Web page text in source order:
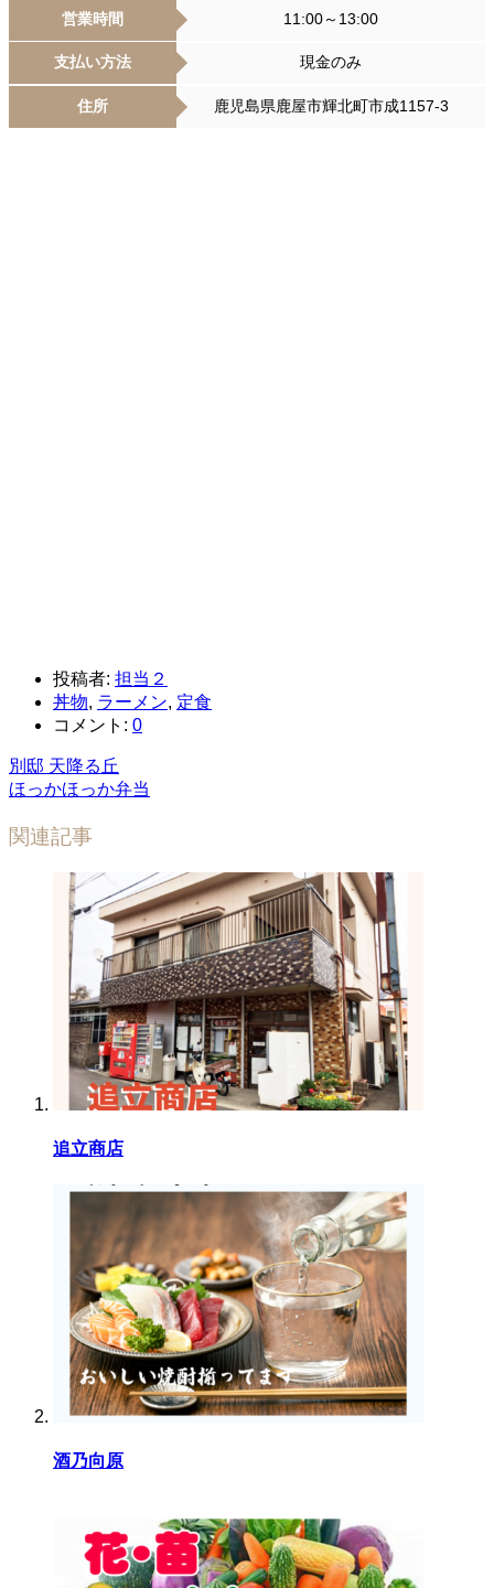
営業時間 11:00～13:00
支払い方法 現金のみ
住所 鹿児島県鹿屋市輝北町市成1157-3
投稿者: 担当２
丼物, ラーメン, 定食
コメント: 0
別邸 天降る丘
ほっかほっか弁当
関連記事
追立商店
酒乃向原